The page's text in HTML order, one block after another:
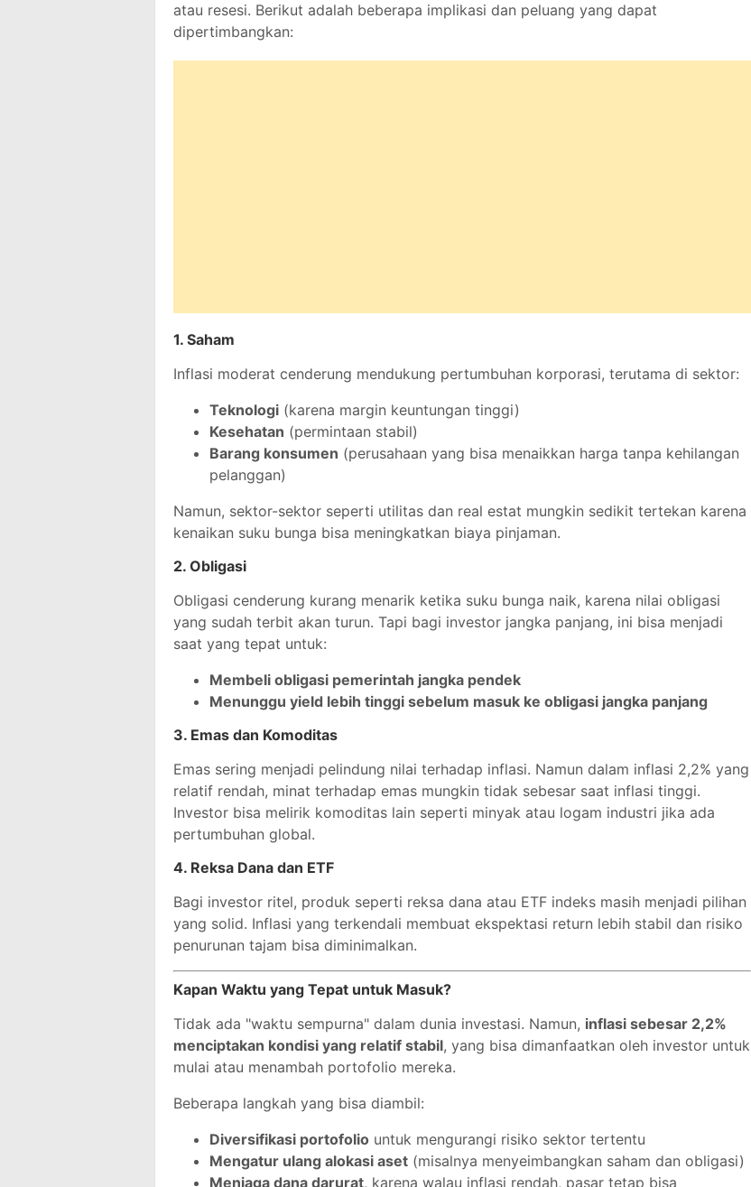
atau resesi. Berikut adalah beberapa implikasi dan peluang yang dapat
dipertimbangkan:
1. Saham
Inflasi moderat cenderung mendukung pertumbuhan korporasi, terutama di sektor:
Teknologi (karena margin keuntungan tinggi)
Kesehatan (permintaan stabil)
Barang konsumen (perusahaan yang bisa menaikkan harga tanpa kehilangan
pelanggan)
Namun, sektor-sektor seperti utilitas dan real estat mungkin sedikit tertekan karena
kenaikan suku bunga bisa meningkatkan biaya pinjaman.
2. Obligasi
Obligasi cenderung kurang menarik ketika suku bunga naik, karena nilai obligasi
yang sudah terbit akan turun. Tapi bagi investor jangka panjang, ini bisa menjadi
saat yang tepat untuk:
Membeli obligasi pemerintah jangka pendek
Menunggu yield lebih tinggi sebelum masuk ke obligasi jangka panjang
3. Emas dan Komoditas
Emas sering menjadi pelindung nilai terhadap inflasi. Namun dalam inflasi 2,2% yang
relatif rendah, minat terhadap emas mungkin tidak sebesar saat inflasi tinggi.
Investor bisa melirik komoditas lain seperti minyak atau logam industri jika ada
pertumbuhan global.
4. Reksa Dana dan ETF
Bagi investor ritel, produk seperti reksa dana atau ETF indeks masih menjadi pilihan
yang solid. Inflasi yang terkendali membuat ekspektasi return lebih stabil dan risiko
penurunan tajam bisa diminimalkan.
Kapan Waktu yang Tepat untuk Masuk?
Tidak ada "waktu sempurna" dalam dunia investasi. Namun, inflasi sebesar 2,2%
menciptakan kondisi yang relatif stabil, yang bisa dimanfaatkan oleh investor untuk
mulai atau menambah portofolio mereka.
Beberapa langkah yang bisa diambil:
Diversifikasi portofolio untuk mengurangi risiko sektor tertentu
Mengatur ulang alokasi aset (misalnya menyeimbangkan saham dan obligasi)
Menjaga dana darurat, karena walau inflasi rendah, pasar tetap bisa